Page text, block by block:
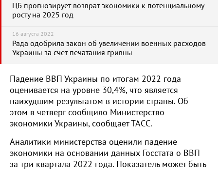
ЦБ прогнозирует возврат экономики к потенциальному
росту на 2025 год
16 августа 2022
Рада одобрила закон об увеличении военных расходов
Украины за счет печатания гривны
Падение ВВП Украины по итогам 2022 года
оценивается на уровне 30,4%, что является
наихудшим результатом в истории страны. Об
этом в четверг сообщило Министерство
экономики Украины, сообщает ТАСС.
Аналитики министерства оценили падение
экономики на основании данных Госстата о ВВП
за три квартала 2022 года. Показатель может быть